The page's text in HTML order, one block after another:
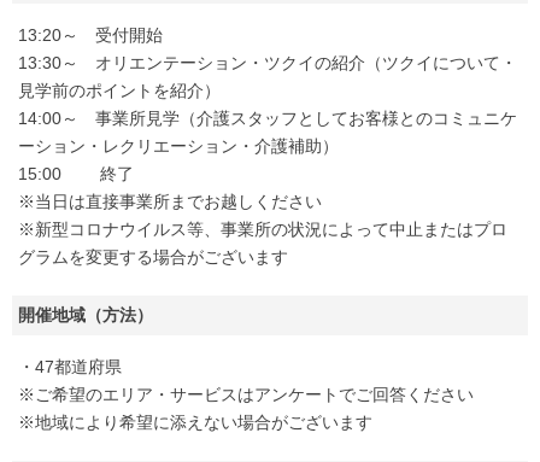
13:20～ 受付開始
13:30～ オリエンテーション・ツクイの紹介（ツクイについて・
見学前のポイントを紹介）
14:00～ 事業所見学（介護スタッフとしてお客様とのコミュニケ
ーション・レクリエーション・介護補助）
15:00 終了
※当日は直接事業所までお越しください
※新型コロナウイルス等、事業所の状況によって中止またはプロ
グラムを変更する場合がございます
開催地域（方法）
・47都道府県
※ご希望のエリア・サービスはアンケートでご回答ください
※地域により希望に添えない場合がございます